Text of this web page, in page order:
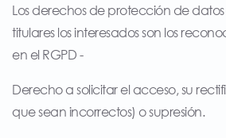
Los derechos de protección de
titulares los interesados son los
en el RGPD -
Derecho a solicitar el acceso, su
que sean incorrectos) o supresión.